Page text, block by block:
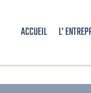
ACCUEIL L'